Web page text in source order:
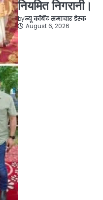
नियमित निगरानी।
byन्यू कॉर्बेट समाचार डेस्क
August 6, 2026